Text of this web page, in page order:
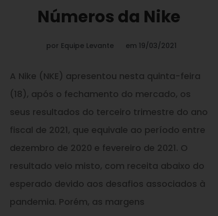
Números da Nike
por Equipe Levante em 19/03/2021
A Nike (NKE) apresentou nesta quinta-feira
(18), após o fechamento do mercado, os
seus resultados do terceiro trimestre do ano
fiscal de 2021, que equivale ao período entre
dezembro de 2020 e fevereiro de 2021. O
resultado veio misto, com receita abaixo do
esperado devido aos desafios associados à
pandemia. Porém, as margens